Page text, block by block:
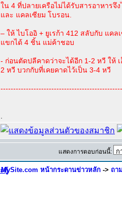
ใน 4 ที่ปลายเครือไม่ได้รับสารอาหารจึ
และ แคลเซียม โบรอน.
– ให้ ไบโออิ + ยูเรก้า 412 สลับกับ แค
แขกได้ 4 ชิ้น แม่ค้าชอบ
- ก่อนตัดปลีคาดว่าจะได้อีก 1-2 หวี ให้
2 หวี บวกกับที่เคยคาดไว้เป็น 3-4 หวี
แสดงการตอบก่อนนี้:
MySite.com หน้ากระดานข่าวหลัก -> ถา